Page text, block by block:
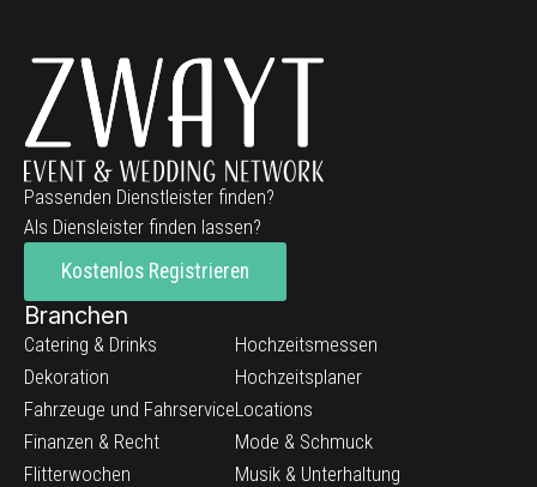
Passenden Dienstleister finden?
Als Diensleister finden lassen?
Kostenlos Registrieren
Branchen
Catering & Drinks
Dekoration
Fahrzeuge und Fahrservice
Finanzen & Recht
Flitterwochen
Hochzeitsmessen
Hochzeitsplaner
Locations
Mode & Schmuck
Musik & Unterhaltung